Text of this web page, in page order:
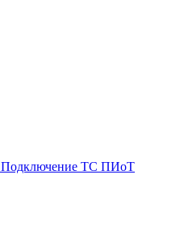
Подключение ТС ПИоТ